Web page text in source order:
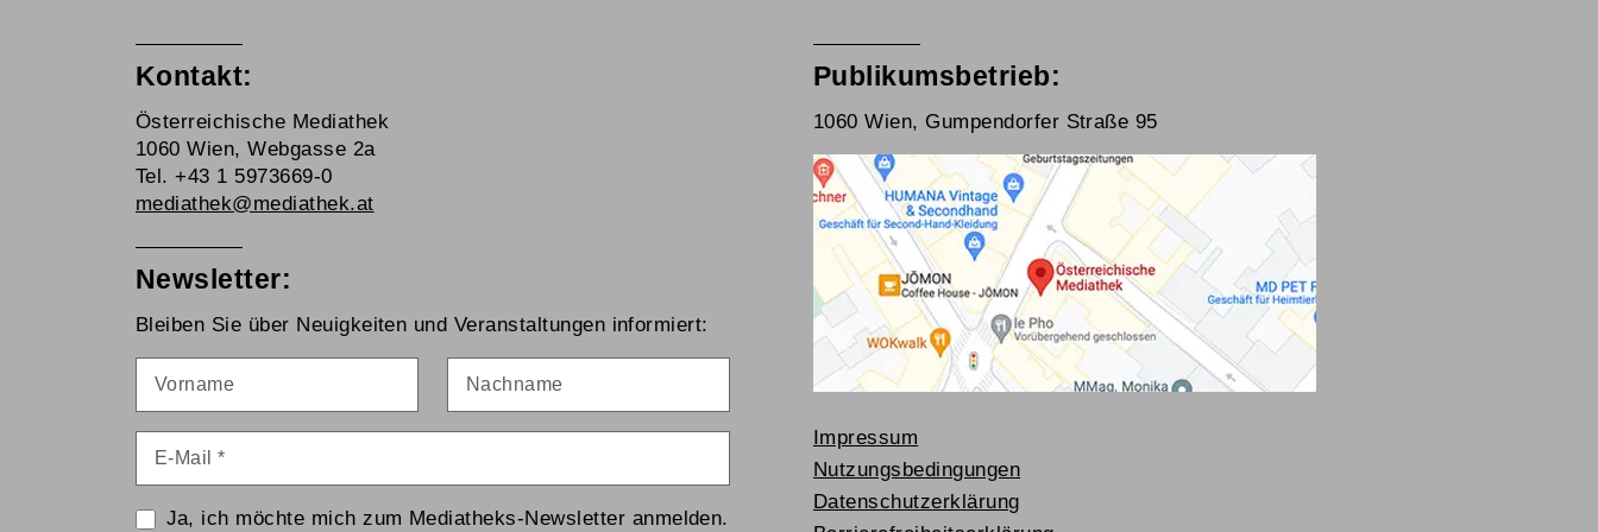
Kontakt:
Österreichische Mediathek
1060 Wien, Webgasse 2a
Tel. +43 1 5973669-0
mediathek@mediathek.at
Newsletter:
Bleiben Sie über Neuigkeiten und Veranstaltungen informiert:
Ja, ich möchte mich zum Mediatheks-Newsletter anmelden.
Publikumsbetrieb:
1060 Wien, Gumpendorfer Straße 95
Impressum
Nutzungsbedingungen
Datenschutzerklärung